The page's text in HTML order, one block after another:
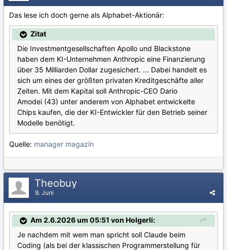
Das lese ich doch gerne als Alphabet-Aktionär:
Zitat
Die Investmentgesellschaften Apollo und Blackstone
haben dem KI-Unternehmen Anthropic eine Finanzierung
über 35 Milliarden Dollar zugesichert. ... Dabei handelt es
sich um eines der größten privaten Kreditgeschäfte aller
Zeiten. Mit dem Kapital soll Anthropic-CEO Dario
Amodei (43) unter anderem von Alphabet entwickelte
Chips kaufen, die der KI-Entwickler für den Betrieb seiner
Modelle benötigt.
Quelle: manager magazin
Theobuy
9. Juni
Am 2.6.2026 um 05:51 von Holgerli:
Je nachdem mit wem man spricht soll Claude beim
Coding (als bei der klassischen Programmerstellung für